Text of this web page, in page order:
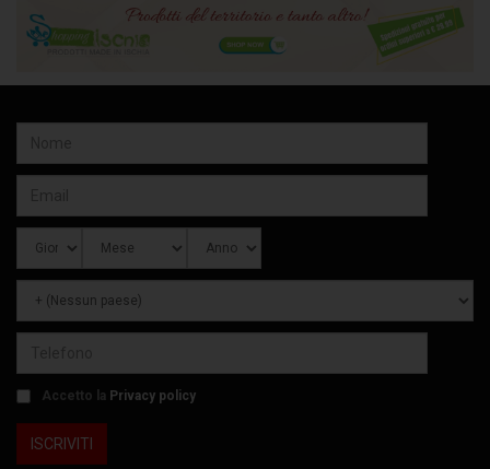
Accetto la Privacy policy